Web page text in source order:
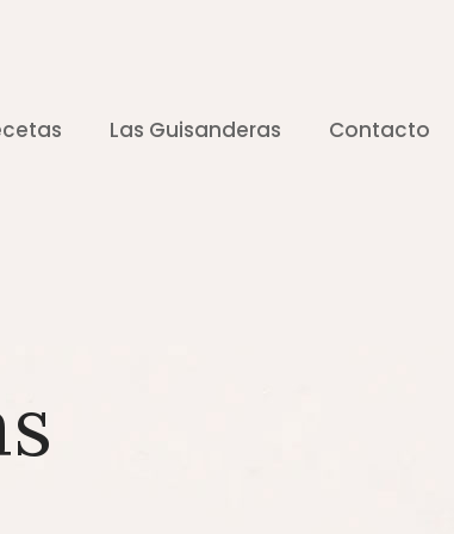
Las Guisanderas Contacto